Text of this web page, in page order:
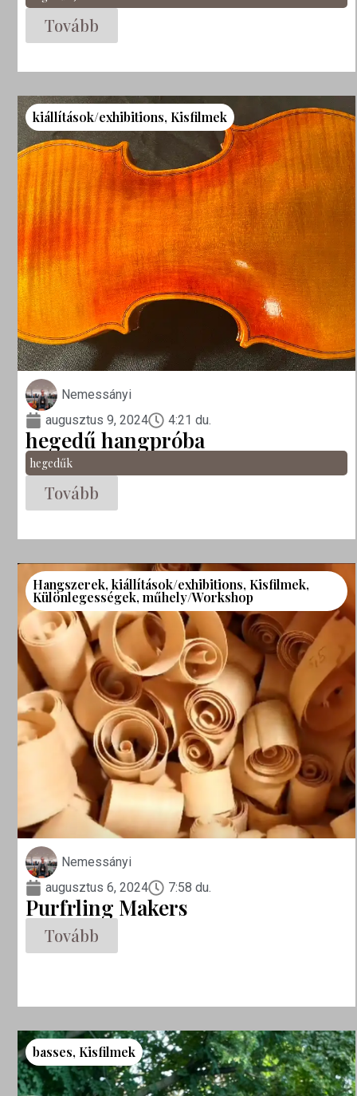
Tovább
kiállítások/exhibitions, Kisfilmek
Nemessányi
augusztus 9, 2024
4:21 du.
hegedű hangpróba
hegedűk
Tovább
Hangszerek,kiállítások/exhibitions, Kisfilmek,
Különlegességek,műhely/Workshop
Nemessányi
augusztus 6, 2024
7:58 du.
Purfrling Makers
Tovább
basses, Kisfilmek